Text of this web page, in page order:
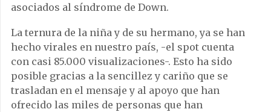
asociados al síndrome de Down.
La ternura de la niña y de su hermano, ya se han
hecho virales en nuestro país, -el spot cuenta
con casi 85.000 visualizaciones-. Esto ha sido
posible gracias a la sencillez y cariño que se
trasladan en el mensaje y al apoyo que han
ofrecido las miles de personas que han